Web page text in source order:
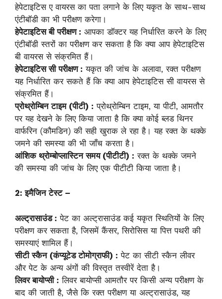
हेपेटाइटिस ए वायरस का पता लगाने के लिए यकृत के साथ-साथ
एंटीबॉडी का भी परीक्षण करेगा।
हेपेटाइटिस बी परीक्षण : आपका डॉक्टर यह निर्धारित करने के लिए
एंटीबॉडी स्तरों का परीक्षण कर सकता है कि क्या आप हेपेटाइटिस
बी वायरस से संक्रमित हैं।
हेपेटाइटिस सी परीक्षण : यकृत की जांच के अलावा, रक्त परीक्षण
यह निर्धारित कर सकते हैं कि क्या आप हेपेटाइटिस सी वायरस से
संक्रमित हैं।
प्रोथ्रोम्बिन टाइम (पीटी) : प्रोथ्रोम्बिन टाइम, या पीटी, आमतौर
पर यह देखने के लिए किया जाता है कि क्या कोई ब्लड थिनर
वार्फरिन (कौमडिन) की सही खुराक ले रहा है। यह रक्त के थक्के
जमने की समस्या की भी जाँच करता है।
आंशिक थ्रोम्बोप्लास्टिन समय (पीटीटी) : रक्त के थक्के जमने
की समस्या की जांच के लिए एक पीटीटी किया जाता है।
2: इमैजिन टेस्ट –
अल्ट्रासाउंड : पेट का अल्ट्रासाउंड कई यकृत स्थितियों के लिए
परीक्षण कर सकता है, जिसमें कैंसर, सिरोसिस या पित्त पथरी की
समस्याएं शामिल हैं।
सीटी स्कैन (कंप्यूटेड टोमोग्राफी) : पेट का सीटी स्कैन लीवर
और पेट के अन्य अंगों की विस्तृत तस्वीरें देता है।
लिवर बायोप्सी : लिवर बायोप्सी आमतौर पर किसी अन्य परीक्षण के
बाद की जाती है, जैसे कि रक्त परीक्षण या अल्ट्रासाउंड, यह